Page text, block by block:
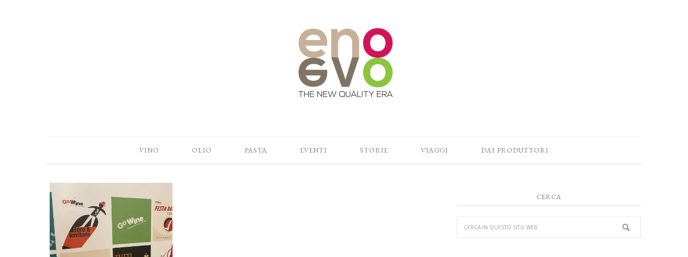
VINO OLIO PASTA EVENTI STORIE VIAGGI DAI PRODUTTORI
CERCA